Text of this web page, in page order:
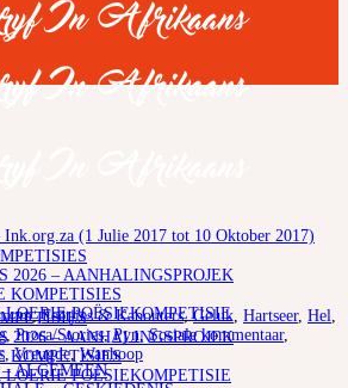
2026 – AANHALINGSPROJEK
KOMPETISIES
POËSIEKOMPETISIE
2026 – AANHALINGSPROJEK
KOMPETISIES
POËSIEKOMPETISIE
ALGEMEEN
(1 Julie 2017 tot 10 Oktober 2017)
,Feëtjies & Kabouters,Geluk, Hartseer, Hel,
,Prosa/Stories,Pyn,Sosiale kommentaar,
,Vreugde,Wanhoop